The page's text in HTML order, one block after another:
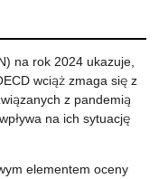
na rok 2024 ukazuje,
wciąż zmaga się z
z pandemią
na ich sytuację
elementem oceny